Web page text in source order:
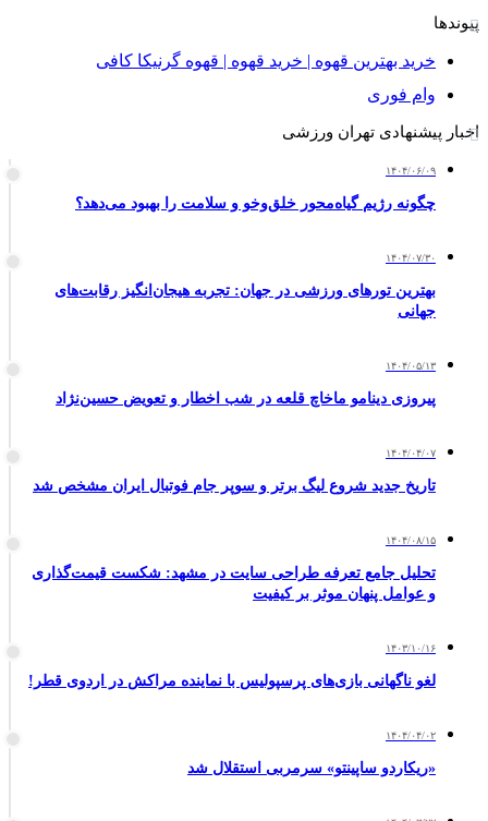
پیوندها
خرید بهترین قهوه | خرید قهوه | قهوه گرنیکا کافی
وام فوری
اخبار پیشنهادی تهران ورزشی
۱۴۰۴/۰۶/۰۹
چگونه رژیم گیاه‌محور خلق‌وخو و سلامت را بهبود می‌دهد؟
۱۴۰۴/۰۷/۳۰
بهترین تورهای ورزشی در جهان: تجربه هیجان‌انگیز رقابت‌های
جهانی
۱۴۰۴/۰۵/۱۳
پیروزی دینامو ماخاچ قلعه در شب اخطار و تعویض حسین‌نژاد
۱۴۰۴/۰۴/۰۷
تاریخ جدید شروع لیگ برتر و سوپر جام فوتبال ایران مشخص شد
۱۴۰۴/۰۸/۱۵
تحلیل جامع تعرفه طراحی سایت در مشهد: شکست قیمت‌گذاری
و عوامل پنهان موثر بر کیفیت
۱۴۰۳/۱۰/۱۶
لغو ناگهانی بازی‌های پرسپولیس با نماینده مراکش در اردوی قطر!
۱۴۰۴/۰۴/۰۲
«ریکاردو ساپینتو» سرمربی استقلال شد